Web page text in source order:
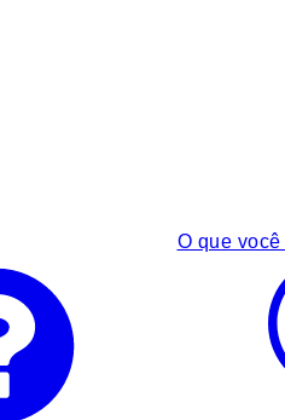
O que